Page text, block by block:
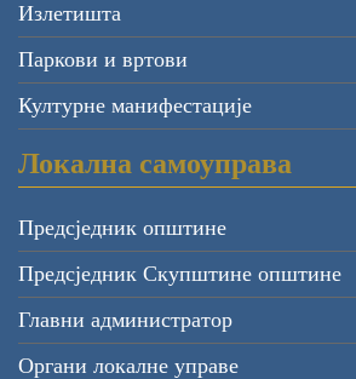
ivana.peulic@hercegnovi.me
Излетишта
Паркови и вртови
Културне манифестације
Локална самоуправа
Предсједник општине
Предсједник Скупштине општине
Главни администратор
Органи локалне управе